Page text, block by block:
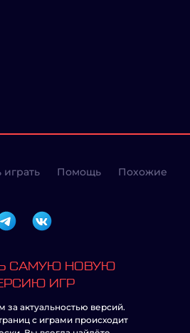
играть Помощь Похожие
САМУЮ НОВУЮ
ИГР
за актуальностью версий.
с играми происходит